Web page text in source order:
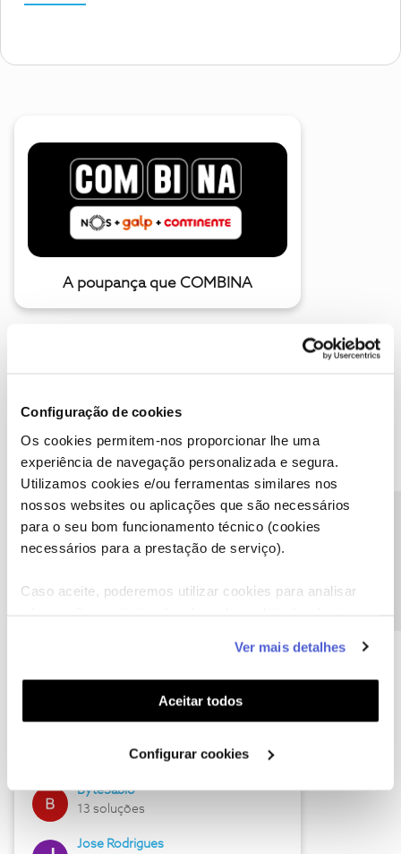
Configuração de cookies
Os cookies permitem-nos proporcionar lhe uma
experiência de navegação personalizada e segura.
Utilizamos cookies e/ou ferramentas similares nos
nossos websites ou aplicações que são necessários
para o seu bom funcionamento técnico (cookies
necessários para a prestação de serviço).
Caso aceite, poderemos utilizar cookies para analisar
funcionalidades (cookies de personalização e
funcionalidade) e adaptar anúncios aos seus interesses
(cookies de publicidade personalizada). Pode gerir a
utilização dos cookies clicando em "Configurar
Ver mais detalhes
Aceitar todos
Configurar cookies
A poupança que COMBINA
Descubra as novidades de julho
Hall of Fame de julho
17 soluções
ByteSábio
13 soluções
Jose Rodrigues